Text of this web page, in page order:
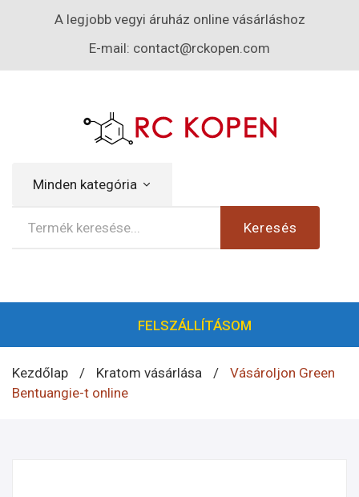
A legjobb vegyi áruház online vásárláshoz
E-mail: contact@rckopen.com
Minden kategória
Keresés
FELSZÁLLÍTÁSOM
Kezdőlap / Kratom vásárlása /
Vásároljon Green
Bentuangie-t online